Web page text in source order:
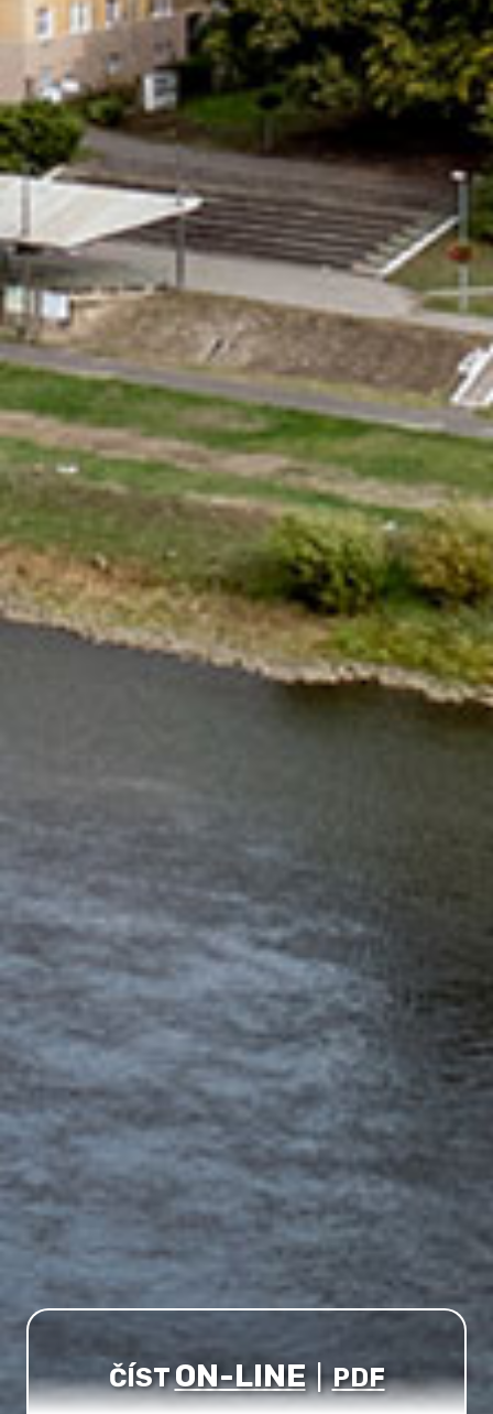
ČÍSTON-LINE | PDF